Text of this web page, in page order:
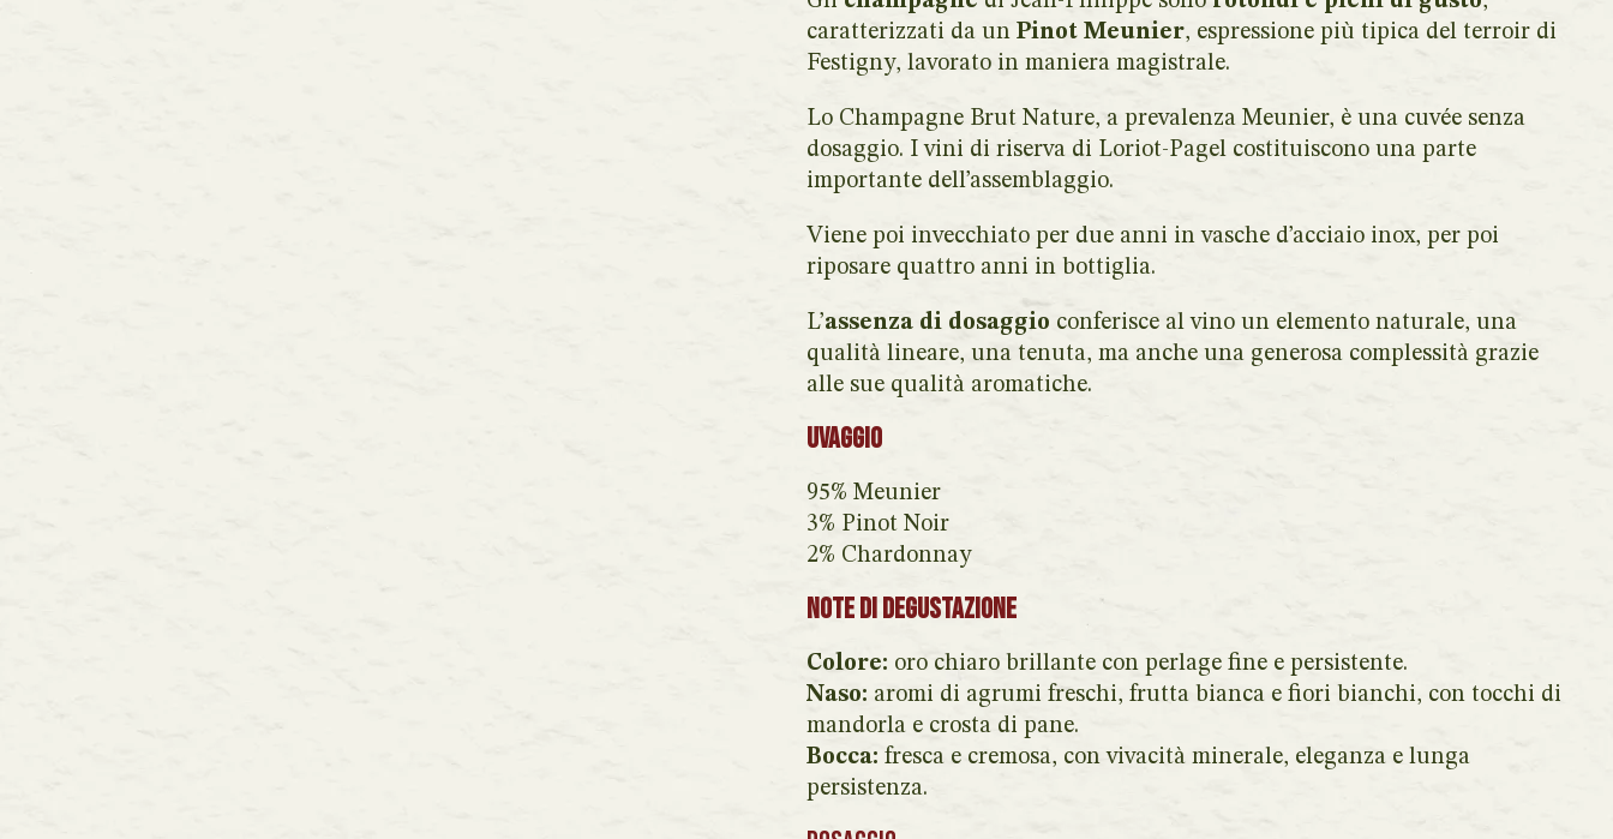
caratterizzati da un Pinot Meunier, espressione più tipica del terroir di
Festigny, lavorato in maniera magistrale.
Lo Champagne Brut Nature, a prevalenza Meunier, è una cuvée senza
dosaggio. I vini di riserva di Loriot-Pagel costituiscono una parte
importante dell’assemblaggio.
Viene poi invecchiato per due anni in vasche d’acciaio inox, per poi
riposare quattro anni in bottiglia.
L’assenza di dosaggio conferisce al vino un elemento naturale, una
qualità lineare, una tenuta, ma anche una generosa complessità grazie
alle sue qualità aromatiche.
Uvaggio
95% Meunier
3% Pinot Noir
2% Chardonnay
Note di Degustazione
Colore: oro chiaro brillante con perlage fine e persistente.
Naso: aromi di agrumi freschi, frutta bianca e fiori bianchi, con tocchi di
mandorla e crosta di pane.
Bocca: fresca e cremosa, con vivacità minerale, eleganza e lunga
persistenza.